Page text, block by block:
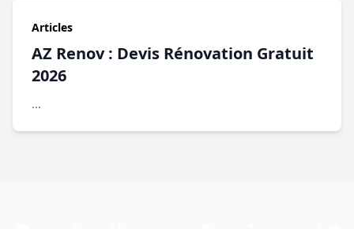
Articles
AZ Renov : Devis Rénovation Gratuit
2026
...